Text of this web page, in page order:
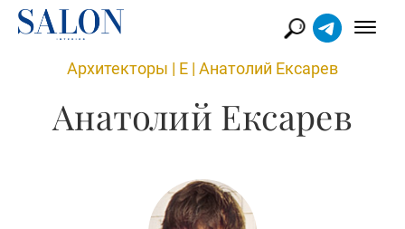
Архитекторы | Е | Анатолий Ексарев
Анатолий Ексарев